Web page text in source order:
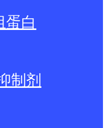
蛋白
制剂